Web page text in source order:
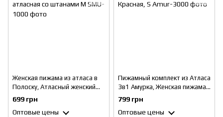
Женская пижама из атласа в
Полоску, Атласный женский
комплект, Пижама атласная
со штанами M
699 грн
Оптовые цены
Пижамный комплект из Атласа
3в1 Амурка, Женская пижама
атласная тройка, Красная, S
799 грн
Оптовые цены